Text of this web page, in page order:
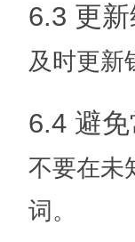
6.3 更
及时更新
6.4 避
不要在未
词。